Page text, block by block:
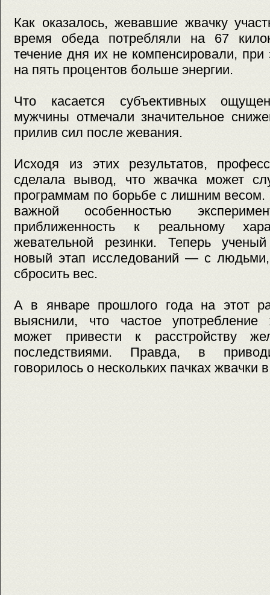
Как оказалось, жевавшие жвачку
время обеда потребляли на 67
течение дня их не компенсировали,
на пять процентов больше энергии.
Что касается субъективных
мужчины отмечали значительное
прилив сил после жевания.
Исходя из этих результатов,
сделала вывод, что жвачка может
программам по борьбе с лишним весом.
важной особенностью
приближенность к реальному
жевательной резинки. Теперь
новый этап исследований — с
сбросить вес.
А в январе прошлого года на этот
выяснили, что частое употребление
может привести к расстройству
последствиями. Правда, в
говорилось о нескольких пачках жвачки